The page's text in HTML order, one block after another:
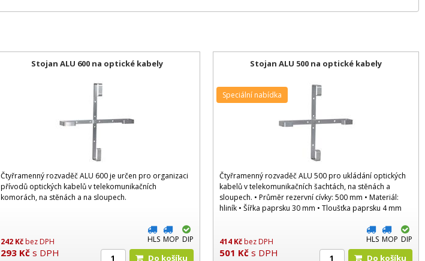
Stojan ALU 600 na optické kabely
Čtyřramenný rozvaděč ALU 600 je určen pro organizaci
přívodů optických kabelů v telekomunikačních
komorách, na stěnách a na sloupech.
242 Kčbez DPH
293 Kč s DPH
HLS MOP DIP
Do košíku
Stojan ALU 500 na optické kabely
Čtyřramenný rozvaděč ALU 500 pro ukládání optických
kabelů v telekomunikačních šachtách, na stěnách a
sloupech. • Průměr rezervní cívky: 500 mm • Materiál:
hliník • Šířka paprsku 30 mm • Tloušťka paprsku 4 mm
414 Kčbez DPH
501 Kč s DPH
Speciální nabídka
HLS MOP DIP
Do košíku